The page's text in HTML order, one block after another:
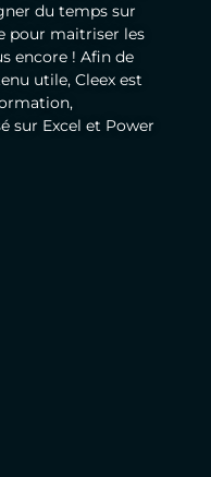
du temps sur
pour maitriser les
encore ! Afin de
utile, Cleex est
sur Excel et Power